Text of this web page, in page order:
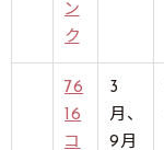
ン
ク
76
16
コ
3
月、
9月